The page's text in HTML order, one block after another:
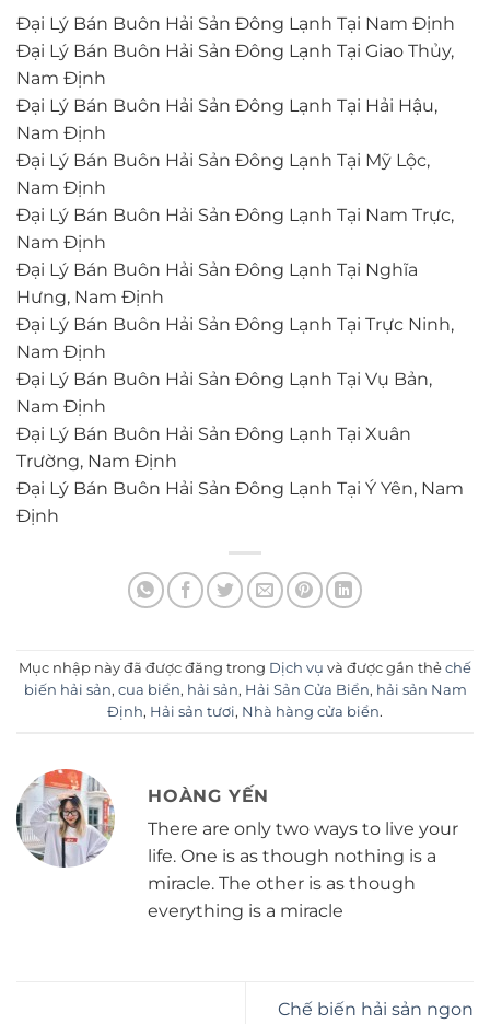
Đại Lý Bán Buôn Hải Sản Đông Lạnh Tại Nam Định
Đại Lý Bán Buôn Hải Sản Đông Lạnh Tại Giao Thủy,
Nam Định
Đại Lý Bán Buôn Hải Sản Đông Lạnh Tại Hải Hậu,
Nam Định
Đại Lý Bán Buôn Hải Sản Đông Lạnh Tại Mỹ Lộc,
Nam Định
Đại Lý Bán Buôn Hải Sản Đông Lạnh Tại Nam Trực,
Nam Định
Đại Lý Bán Buôn Hải Sản Đông Lạnh Tại Nghĩa
Hưng, Nam Định
Đại Lý Bán Buôn Hải Sản Đông Lạnh Tại Trực Ninh,
Nam Định
Đại Lý Bán Buôn Hải Sản Đông Lạnh Tại Vụ Bản,
Nam Định
Đại Lý Bán Buôn Hải Sản Đông Lạnh Tại Xuân
Trường, Nam Định
Đại Lý Bán Buôn Hải Sản Đông Lạnh Tại Ý Yên, Nam
Định
Mục nhập này đã được đăng trong Dịch vụ và được gắn thẻ chế
biến hải sản, cua biển, hải sản, Hải Sản Cửa Biển, hải sản Nam
Định, Hải sản tươi, Nhà hàng cửa biển.
HOÀNG YẾN
There are only two ways to live your
life. One is as though nothing is a
miracle. The other is as though
everything is a miracle
Chế biến hải sản ngon